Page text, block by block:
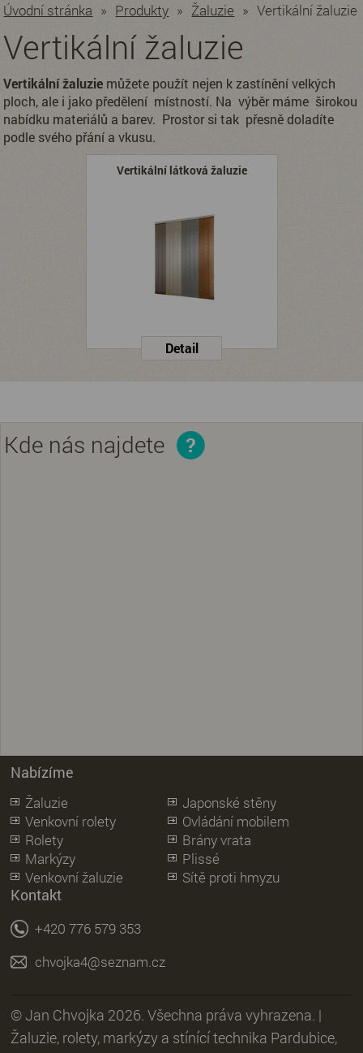
Úvodní stránka » Produkty » Žaluzie » Vertikální žaluzie
Vertikální žaluzie
Vertikální žaluzie můžete použít nejen k zastínění velkých
ploch, ale i jako předělení místností. Na výběr máme širokou
nabídku materiálů a barev. Prostor si tak přesně doladíte
podle svého přání a vkusu.
Vertikální látková žaluzie
Kde nás najdete
Nabízíme
Žaluzie
Japonské stěny
Venkovní rolety
Ovládání mobilem
Rolety
Brány vrata
Markýzy
Plissé
Venkovní žaluzie
Sítě proti hmyzu
Kontakt
+420 776 579 353
chvojka4@seznam.cz
© Jan Chvojka 2026. Všechna práva vyhrazena. |
Žaluzie, rolety, markýzy a stínící technika Pardubice,